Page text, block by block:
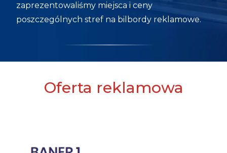
zaprezentowaliśmy miejsca i ceny
poszczególnych stref na bilbordy reklamowe.
Oferta reklamowa